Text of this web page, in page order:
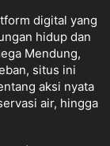
digital yang
hidup dan
Mendung,
situs ini
aksi nyata
air, hingga